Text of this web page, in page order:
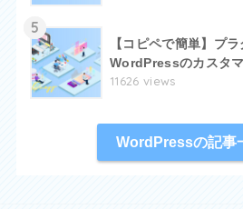
5
【コピペで簡単】プ
WordPressのカスタ
11626 views
WordPressの記事